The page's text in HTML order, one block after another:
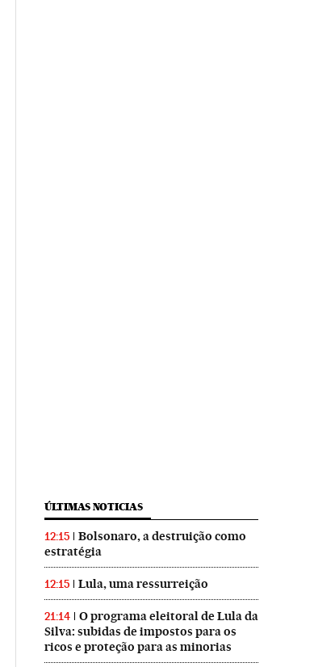
ÚLTIMAS NOTICIAS
12:15
Bolsonaro, a destruição como
estratégia
12:15 Lula, uma ressurreição
21:14
O programa eleitoral de Lula da
Silva: subidas de impostos para os
ricos e proteção para as minorias